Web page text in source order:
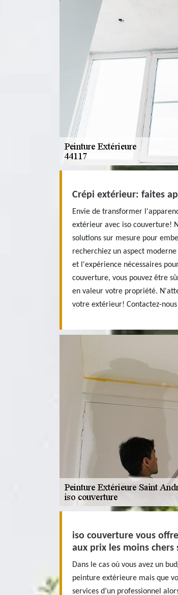
Crépi extérieur: faites
Envie de transformer
extérieur avec iso couverture!
solutions sur mesure pour
recherchiez un aspect
et l'expérience nécessaires
couverture, vous pouvez être
en valeur votre propriété.
votre extérieur! Contactez-
iso couverture vous
aux prix les moins chers
Dans le cas où vous avez un
peinture extérieure mais que
services d’un professionnel